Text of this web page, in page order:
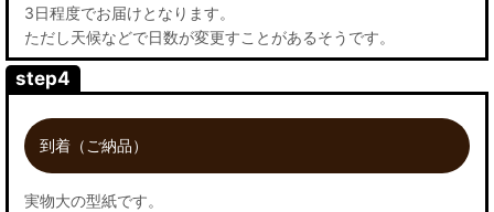
3日程度でお届けとなります。
ただし天候などで日数が変更すことがあるそうです。
step4
到着（ご納品）
実物大の型紙です。